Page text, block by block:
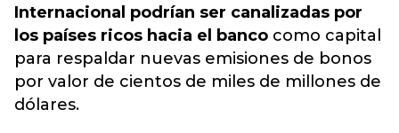
Internacional podrían ser canalizadas por
los países ricos hacia el banco como capital
para respaldar nuevas emisiones de bonos
por valor de cientos de miles de millones de
dólares.